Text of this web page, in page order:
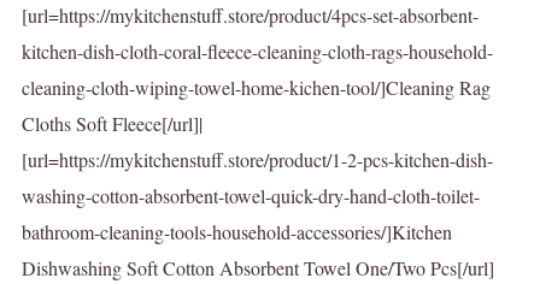
[url=https://mykitchenstuff.store/product/4pcs-set-absorbent-
kitchen-dish-cloth-coral-fleece-cleaning-cloth-rags-household-
cleaning-cloth-wiping-towel-home-kichen-tool/]Cleaning Rag
Cloths Soft Fleece[/url]|
[url=https://mykitchenstuff.store/product/1-2-pcs-kitchen-dish-
washing-cotton-absorbent-towel-quick-dry-hand-cloth-toilet-
bathroom-cleaning-tools-household-accessories/]Kitchen
Dishwashing Soft Cotton Absorbent Towel One/Two Pcs[/url]